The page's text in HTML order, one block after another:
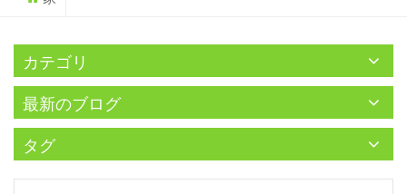
カテゴリ
最新のブログ
タグ